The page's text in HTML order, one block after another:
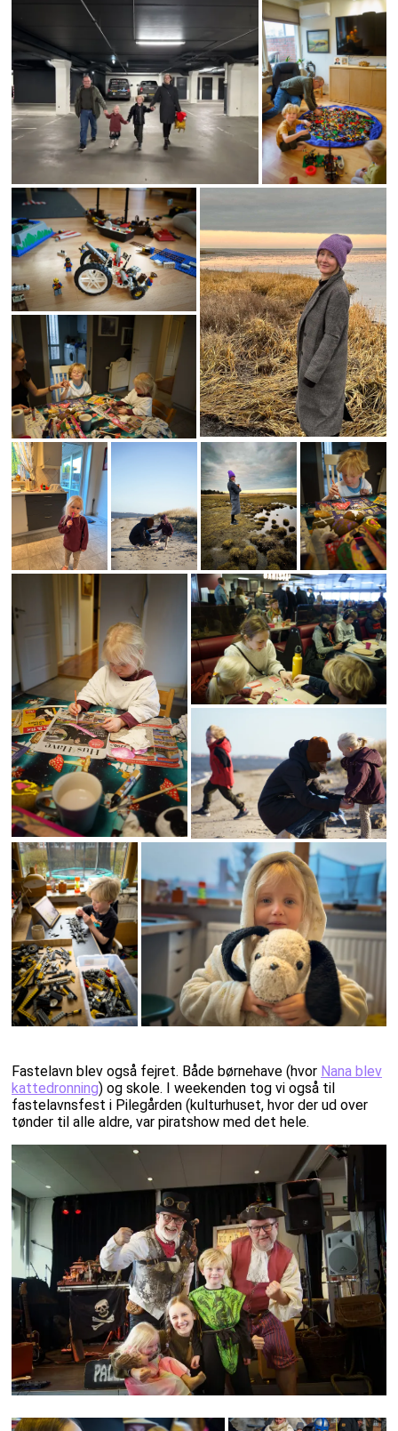
Fastelavn blev også fejret. Både børnehave (hvor Nana blev
kattedronning) og skole. I weekenden tog vi også til
fastelavnsfest i Pilegården (kulturhuset, hvor der ud over
tønder til alle aldre, var piratshow med det hele.